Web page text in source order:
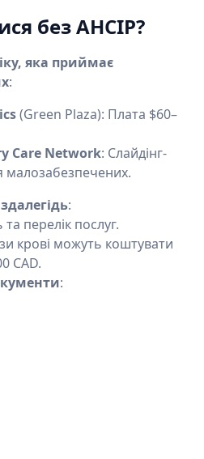
без AHCIP?
яка приймає
:
(Green Plaza): Плата $60–
Care Network: Слайдінг-
малозабезпечених.
:
та перелік послуг.
крові можуть коштувати
CAD.
: